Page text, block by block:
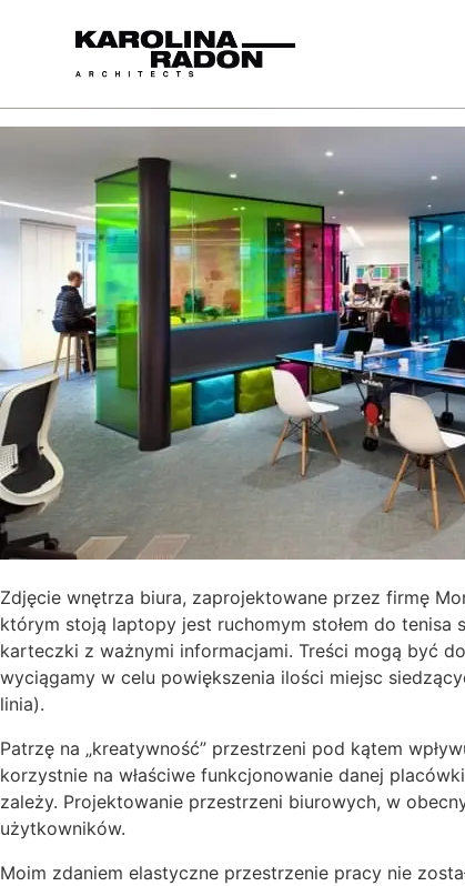
Zdjęcie wnętrza biura, zaprojektowane przez firmę
którym stoją laptopy jest ruchomym stołem do tenisa
karteczki z ważnymi informacjami. Treści mogą być
wyciągamy w celu powiększenia ilości miejsc
linia).
Patrzę na „kreatywność” przestrzeni pod kątem
korzystnie na właściwe funkcjonowanie danej
zależy. Projektowanie przestrzeni biurowych, w
użytkowników.
Moim zdaniem elastyczne przestrzenie pracy nie